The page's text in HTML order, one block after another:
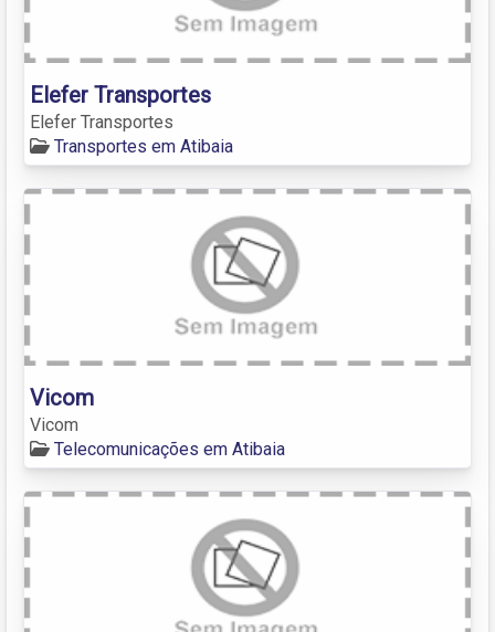
Elefer Transportes
Elefer Transportes
Transportes em Atibaia
Vicom
Vicom
Telecomunicações em Atibaia